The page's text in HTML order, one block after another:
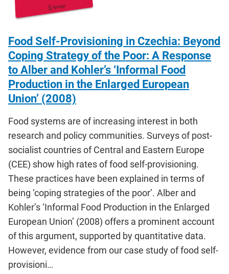
Food Self-Provisioning in Czechia: Beyond
Coping Strategy of the Poor: A Response
to Alber and Kohler’s ‘Informal Food
Production in the Enlarged European
Union’ (2008)
Food systems are of increasing interest in both
research and policy communities. Surveys of post-
socialist countries of Central and Eastern Europe
(CEE) show high rates of food self-provisioning.
These practices have been explained in terms of
being ‘coping strategies of the poor’. Alber and
Kohler’s ‘Informal Food Production in the Enlarged
European Union’ (2008) offers a prominent account
of this argument, supported by quantitative data.
However, evidence from our case study of food self-
provisioni…